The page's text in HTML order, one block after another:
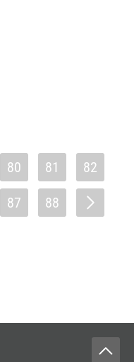
80 81 82
87 88